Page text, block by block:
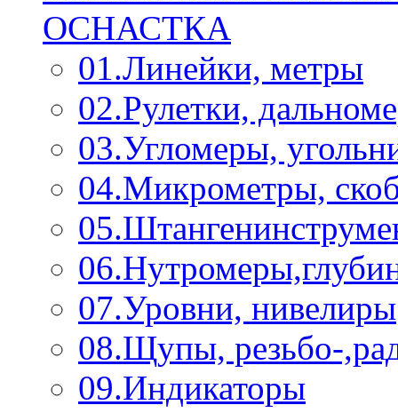
ОСНАСТКА
01.Линейки, метры
02.Рулетки,
03.Угломеры,
04.Микрометры,
07.Уровни, нивелиры
08.Щупы, резьбо-
09.Индикаторы